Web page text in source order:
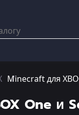
Minecraft для
One и